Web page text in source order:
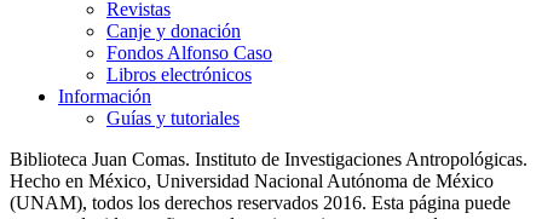
Revistas
Canje y donación
Fondos Alfonso Caso
Libros electrónicos
Información
Guías y tutoriales
Biblioteca Juan Comas. Instituto de Investigaciones Antropológicas.
Hecho en México, Universidad Nacional Autónoma de México
(UNAM), todos los derechos reservados 2016. Esta página puede